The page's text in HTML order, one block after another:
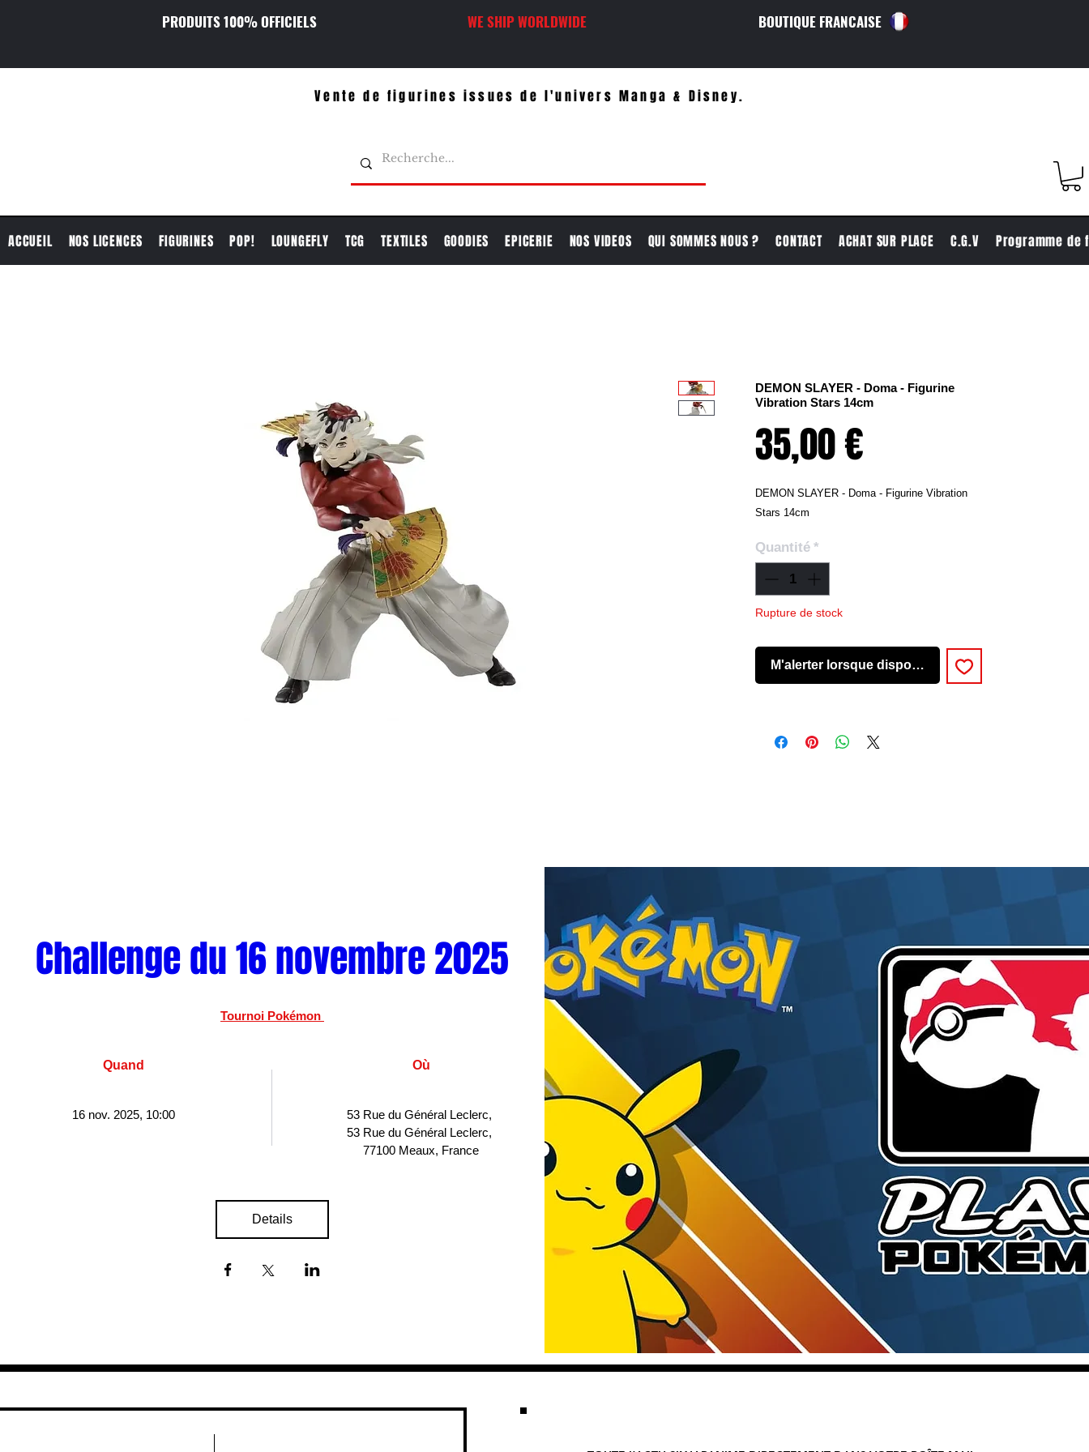
PRODUITS 100% OFFICIELS WE SHIP WORLDWIDE BOUTIQUE FRANCAISE
Vente de figurines issues de l'univers Manga & Disney.
ACCUEIL NOS LICENCES FIGURINES POP! LOUNGEFLY TCG TEXTILES GOODIES EPICERIE NOS VIDEOS QUI SOMMES NOUS ? CONTACT ACHAT SUR PLACE C.G.V Programme de
DEMON SLAYER - Doma - Figurine
Vibration Stars 14cm
35,00 €
DEMON SLAYER - Doma - Figurine Vibration
Stars 14cm
Quantité *
Rupture de stock
M'alerter lorsque disponible
Challenge du 16 novembre 2025
Tournoi Pokémon
Quand
16 nov. 2025, 10:00
Où
53 Rue du Général Leclerc,
53 Rue du Général Leclerc,
77100 Meaux, France
Details